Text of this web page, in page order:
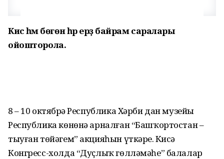
Кисә һәм бөгөн һәр ерҙә байрам саралары
ойошторола.
8 – 10 октябрҙә Республика Хәрби дан музейы
Республика көнөнә арналған “Башҡортостан –
тыуған төйәгем” акцияһын үткәрҙе. Кисә
Конгресс-холда “Дуҫлыҡ гөлләмәһе” балалар